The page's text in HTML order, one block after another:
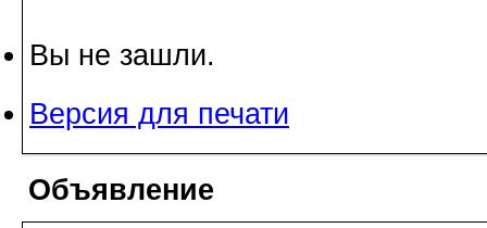
Вы не зашли.
Версия для печати
Объявление